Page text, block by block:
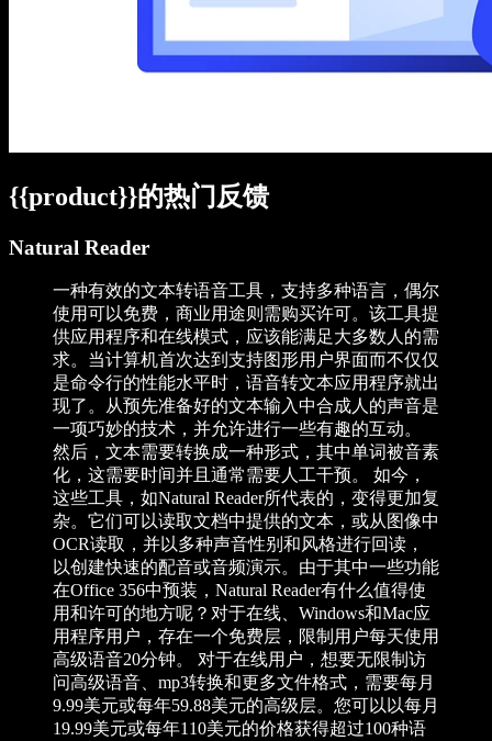
{{product}}的热门反馈
Natural Reader
一种有效的文本转语音工具，支持多种语言，偶尔
使用可以免费，商业用途则需购买许可。该工具提
供应用程序和在线模式，应该能满足大多数人的需
求。当计算机首次达到支持图形用户界面而不仅仅
是命令行的性能水平时，语音转文本应用程序就出
现了。从预先准备好的文本输入中合成人的声音是
一项巧妙的技术，并允许进行一些有趣的互动。
然后，文本需要转换成一种形式，其中单词被音素
化，这需要时间并且通常需要人工干预。 如今，
这些工具，如Natural Reader所代表的，变得更加复
杂。它们可以读取文档中提供的文本，或从图像中
OCR读取，并以多种声音性别和风格进行回读，
以创建快速的配音或音频演示。由于其中一些功能
在Office 356中预装，Natural Reader有什么值得使
用和许可的地方呢？对于在线、Windows和Mac应
用程序用户，存在一个免费层，限制用户每天使用
高级语音20分钟。 对于在线用户，想要无限制访
问高级语音、mp3转换和更多文件格式，需要每月
9.99美元或每年59.88美元的高级层。您可以以每月
19.99美元或每年110美元的价格获得超过100种语